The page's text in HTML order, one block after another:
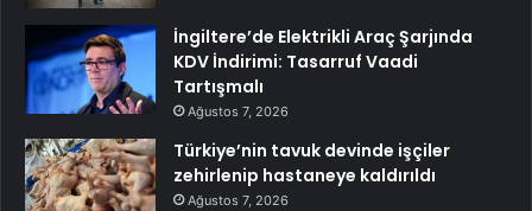
İngiltere’de Elektrikli Araç Şarjında
KDV İndirimi: Tasarruf Vaadi
Tartışmalı
Ağustos 7, 2026
Türkiye’nin tavuk devinde işçiler
zehirlenip hastaneye kaldırıldı
Ağustos 7, 2026